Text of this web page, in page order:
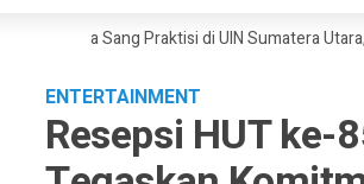
Sang Praktisi di UIN Sumatera Utara,
ENTERTAINMENT
Resepsi HUT ke-